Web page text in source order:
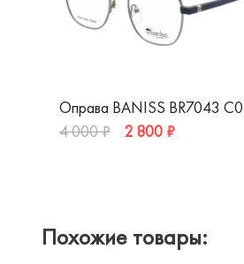
Оправа BANISS BR7043
4 000 ₽
2 800 ₽
Похожие товары: